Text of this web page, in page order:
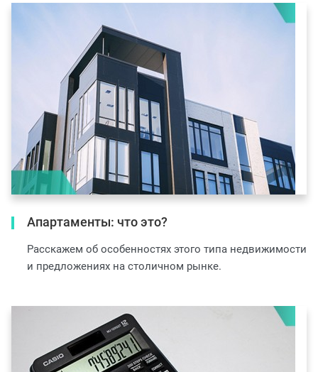
Апартаменты: что это?
Расскажем об особенностях этого типа недвижимости
и предложениях на столичном рынке.